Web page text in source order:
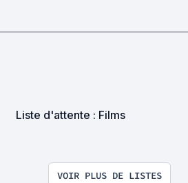
Liste d'attente : Films
VOIR PLUS DE LISTES